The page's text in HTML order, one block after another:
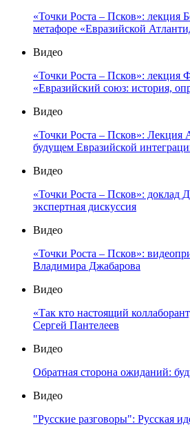
«Точки Роста – Псков»: лекция
метафоре «Евразийской
Видео
«Точки Роста – Псков»: лекция
«Евразийский союз: история,
Видео
«Точки Роста – Псков»: Лекция
будущем Евразийской
Видео
«Точки Роста – Псков»: доклад
экспертная дискуссия
Видео
«Точки Роста – Псков»:
Владимира Джабарова
Видео
«Так кто настоящий
Сергей Пантелеев
Видео
Обратная сторона ожиданий:
Видео
"Русские разговоры": Русская